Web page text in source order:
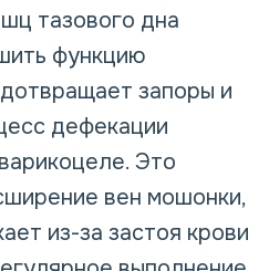
тазового дна
функцию
запоры и
дефекации
Это
вен мошонки,
из-за застоя крови